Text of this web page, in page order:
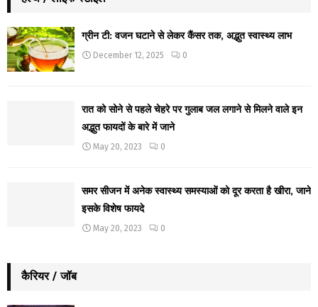
ग्रीन टी: वजन घटाने से लेकर कैंसर तक, अद्भुत स्वास्थ्य लाभ
December 12, 2025 0
रात को सोने से पहले चेहरे पर गुलाब जल लगाने से मिलने वाले इन
अद्भुत फायदों के बारे में जाने
May 20, 2023 0
समर सीजन में अनेक स्वास्थ्य समस्याओं को दूर करता है खीरा, जाने
इसके विशेष फायदे
May 20, 2023 0
कैरियर / जॉब